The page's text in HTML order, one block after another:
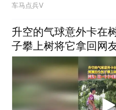
车马点兵V
升空的气球意外卡在
子攀上树将它拿回网
真功夫